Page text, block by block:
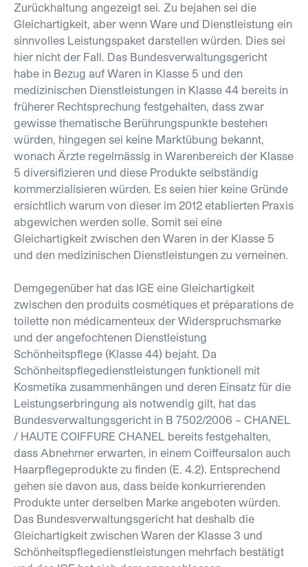
Zurückhaltung angezeigt sei. Zu bejahen sei die
Gleichartigkeit, aber wenn Ware und Dienstleistung ein
sinnvolles Leistungspaket darstellen würden. Dies sei
hier nicht der Fall. Das Bundesverwaltungsgericht
habe in Bezug auf Waren in Klasse 5 und den
medizinischen Dienstleistungen in Klasse 44 bereits in
früherer Rechtsprechung festgehalten, dass zwar
gewisse thematische Berührungspunkte bestehen
würden, hingegen sei keine Marktübung bekannt,
wonach Ärzte regelmässig in Warenbereich der Klasse
5 diversifizieren und diese Produkte selbständig
kommerzialisieren würden. Es seien hier keine Gründe
ersichtlich warum von dieser im 2012 etablierten Praxis
abgewichen werden solle. Somit sei eine
Gleichartigkeit zwischen den Waren in der Klasse 5
und den medizinischen Dienstleistungen zu verneinen.
Demgegenüber hat das IGE eine Gleichartigkeit
zwischen den produits cosmétiques et préparations de
toilette non médicamenteux der Widerspruchsmarke
und der angefochtenen Dienstleistung
Schönheitspflege (Klasse 44) bejaht. Da
Schönheitspflegedienstleistungen funktionell mit
Kosmetika zusammenhängen und deren Einsatz für die
Leistungserbringung als notwendig gilt, hat das
Bundesverwaltungsgericht in B 7502/2006 – CHANEL
/ HAUTE COIFFURE CHANEL bereits festgehalten,
dass Abnehmer erwarten, in einem Coiffeursalon auch
Haarpflegeprodukte zu finden (E. 4.2). Entsprechend
gehen sie davon aus, dass beide konkurrierenden
Produkte unter derselben Marke angeboten würden.
Das Bundesverwaltungsgericht hat deshalb die
Gleichartigkeit zwischen Waren der Klasse 3 und
Schönheitspflegedienstleistungen mehrfach bestätigt